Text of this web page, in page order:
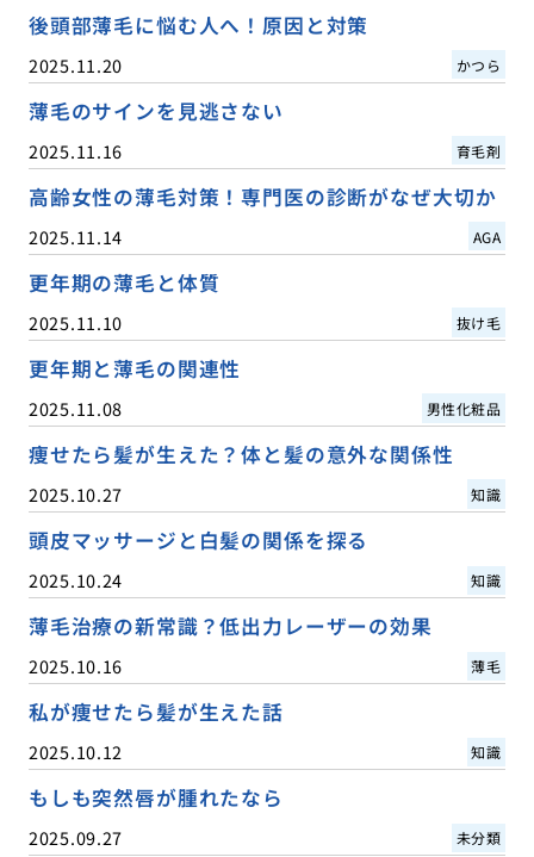
後頭部薄毛に悩む人へ！原因と対策
2025.11.20 かつら
薄毛のサインを見逃さない
2025.11.16 育毛剤
高齢女性の薄毛対策！専門医の診断がなぜ大切か
2025.11.14 AGA
更年期の薄毛と体質
2025.11.10 抜け毛
更年期と薄毛の関連性
2025.11.08 男性化粧品
痩せたら髪が生えた？体と髪の意外な関係性
2025.10.27 知識
頭皮マッサージと白髪の関係を探る
2025.10.24 知識
薄毛治療の新常識？低出力レーザーの効果
2025.10.16 薄毛
私が痩せたら髪が生えた話
2025.10.12 知識
もしも突然唇が腫れたなら
2025.09.27 未分類